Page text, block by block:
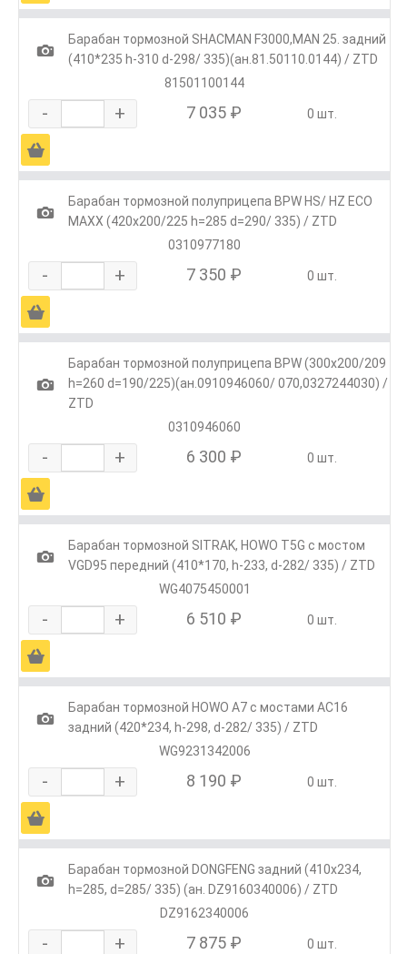
1
Барабан тормозной SHACMAN F3000,MAN 25. задний
(410*235 h-310 d-298/ 335)(ан.81.50110.0144) / ZTD
81501100144
- + 7 035 ₽ 0 шт.
Ä
1
Барабан тормозной полуприцепа BPW HS/ HZ ECO
MAXX (420х200/225 h=285 d=290/ 335) / ZTD
0310977180
- + 7 350 ₽ 0 шт.
Ä
1
Барабан тормозной полуприцепа BPW (300x200/209
h=260 d=190/225)(ан.0910946060/ 070,0327244030) /
ZTD
0310946060
- + 6 300 ₽ 0 шт.
Ä
1
Барабан тормозной SITRAK, HOWO T5G с мостом
VGD95 передний (410*170, h-233, d-282/ 335) / ZTD
WG4075450001
- + 6 510 ₽ 0 шт.
Ä
1
Барабан тормозной HOWO A7 с мостами AC16
задний (420*234, h-298, d-282/ 335) / ZTD
WG9231342006
- + 8 190 ₽ 0 шт.
Ä
1
Барабан тормозной DONGFENG задний (410x234,
h=285, d=285/ 335) (ан. DZ9160340006) / ZTD
DZ9162340006
- + 7 875 ₽ 0 шт.